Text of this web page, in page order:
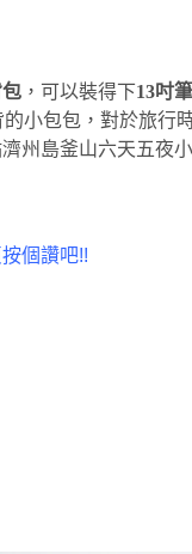
包 ，可以裝得下13吋
的小包包，對於旅
州島釜山六天五夜
個讚吧!!